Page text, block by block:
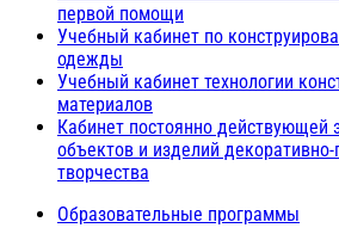
первой помощи
Учебный кабинет по
одежды
Учебный кабинет технологии
материалов
Кабинет постоянно действующей
объектов и изделий
творчества
Образовательные программы